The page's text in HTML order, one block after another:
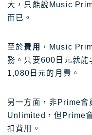
大，只能說Music
而已。
至於費用 ，Music
務。只要600日元就
1,080日元的月費。
另一方面，非Prime
Unlimited，但Prime
扣費用。